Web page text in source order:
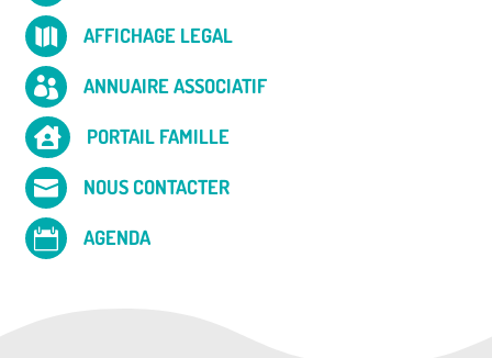
 AFFICHAGE LEGAL
 ANNUAIRE ASSOCIATIF
 PORTAIL FAMILLE
 NOUS CONTACTER
 AGENDA